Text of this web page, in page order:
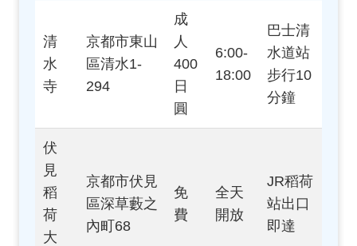
清
水
寺
京都市東山
區清水1-
294
成
人
400
日
圓
6:00-
18:00
巴士清
水道站
步行10
分鐘
伏
見
稻
荷
大
京都市伏見
區深草藪之
內町68
免
費
全天
開放
JR稻荷
站出口
即達